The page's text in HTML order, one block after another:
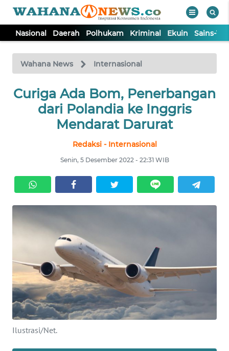
Nasional Daerah Polhukam Kriminal Ekuin Sains-
Wahana News Internasional
Curiga Ada Bom, Penerbangan
dari Polandia ke Inggris
Mendarat Darurat
Redaksi - Internasional
Senin, 5 Desember 2022 - 22:31 WIB
Ilustrasi/Net.
TV
Tutup
NASIONAL
KRIMINAL
EKUIN
SAINS-TEKNO
KESEHATAN
INTERNASIONAL
SERBA-SERBI
PENDIDIKAN